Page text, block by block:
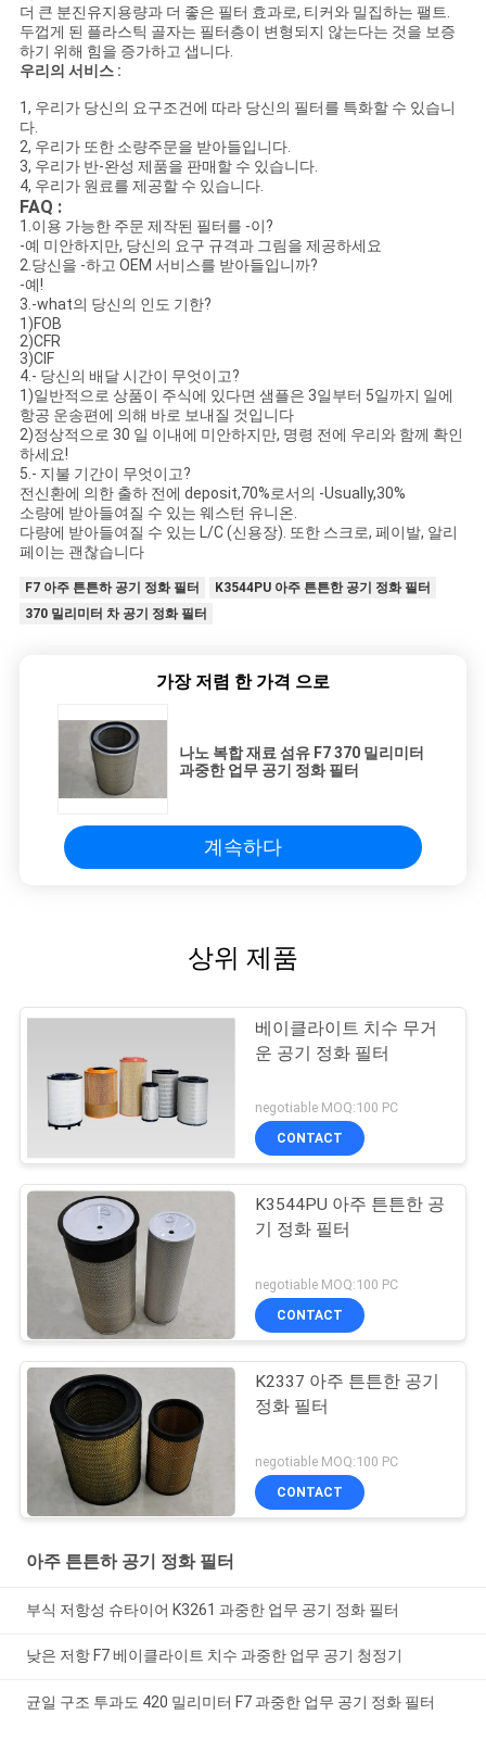
더 큰 분진유지용량과 더 좋은 필터 효과로, 티커와 밀집하는 팰트.
두껍게 된 플라스틱 골자는 필터층이 변형되지 않는다는 것을 보증
하기 위해 힘을 증가하고 샙니다.
우리의 서비스 :
1, 우리가 당신의 요구조건에 따라 당신의 필터를 특화할 수 있습니
다.
2, 우리가 또한 소량주문을 받아들입니다.
3, 우리가 반-완성 제품을 판매할 수 있습니다.
4, 우리가 원료를 제공할 수 있습니다.
FAQ :
1.이용 가능한 주문 제작된 필터를 -이?
-예 미안하지만, 당신의 요구 규격과 그림을 제공하세요
2.당신을 -하고 OEM 서비스를 받아들입니까?
-예!
3.-what의 당신의 인도 기한?
1)FOB
2)CFR
3)CIF
4.- 당신의 배달 시간이 무엇이고?
1)일반적으로 상품이 주식에 있다면 샘플은 3일부터 5일까지 일에
항공 운송편에 의해 바로 보내질 것입니다
2)정상적으로 30 일 이내에 미안하지만, 명령 전에 우리와 함께 확인
하세요!
5.- 지불 기간이 무엇이고?
전신환에 의한 출하 전에 deposit,70%로서의 -Usually,30%
소량에 받아들여질 수 있는 웨스턴 유니온.
다량에 받아들여질 수 있는 L/C (신용장). 또한 스크로, 페이발, 알리
페이는 괜찮습니다
F7 아주 튼튼하 공기 정화 필터
K3544PU 아주 튼튼한 공기 정화 필터
370 밀리미터 차 공기 정화 필터
가장 저렴 한 가격 으로
나노 복합 재료 섬유 F7 370 밀리미터
과중한 업무 공기 정화 필터
계속하다
상위 제품
베이클라이트 치수 무거
운 공기 정화 필터
negotiable MOQ:100 PC
CONTACT
K3544PU 아주 튼튼한 공
기 정화 필터
negotiable MOQ:100 PC
CONTACT
K2337 아주 튼튼한 공기
정화 필터
negotiable MOQ:100 PC
CONTACT
아주 튼튼하 공기 정화 필터
부식 저항성 슈타이어 K3261 과중한 업무 공기 정화 필터
낮은 저항 F7 베이클라이트 치수 과중한 업무 공기 청정기
균일 구조 투과도 420 밀리미터 F7 과중한 업무 공기 정화 필터